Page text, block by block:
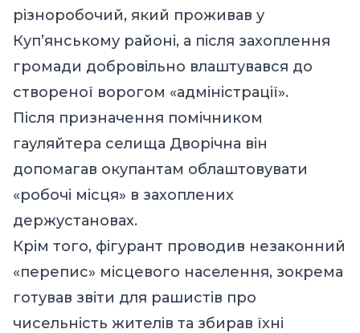
різноробочий, який проживав у
Куп’янському районі, а після захоплення
громади добровільно влаштувався до
створеної ворогом «адміністрації».
Після призначення помічником
гауляйтера селища Дворічна він
допомагав окупантам облаштовувати
«робочі місця» в захоплених
держустановах.
Крім того, фігурант проводив незаконний
«перепис» місцевого населення, зокрема
готував звіти для рашистів про
чисельність жителів та збирав їхні